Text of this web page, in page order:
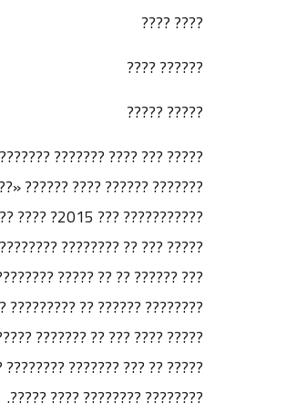
???? ????
?????? ????
????? ?????
???? ?????? ????????? ????
???? ?????? ?? ???
?????? ??
?? ???? ?? ?????. ?? ???
?????? ?????? ?? ???????
???????? ?? ???? ??????
????? ??????? ???? ??????
???????? ???????? ???
???????? ???????? ???? ?????.